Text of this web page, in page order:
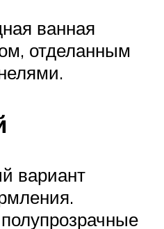
ванная
отделанным
вариант